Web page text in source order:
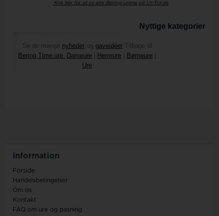
Klik her for at se alle Bering urene på Ur-Tid.dk
Nyttige kategorier på
Se de mange nyhederog gaveidéerTilbage til
Bering Time ure. Dameure Herreure Børneure
Ure
Information
Forside
Handelsbetingelser
Om os
Kontakt
FAQ om ure og pasning